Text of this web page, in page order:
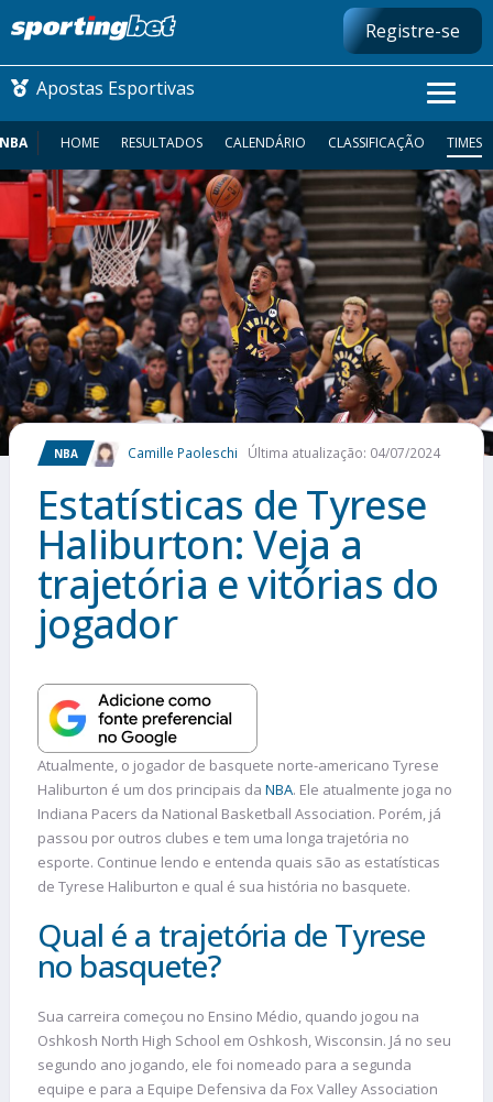
Registre-se
Apostas Esportivas
CONMEBOL LIBERTADORES
FUTEBOL NACIONAL
FUTEBOL INTERNACIONAL
COMO APOSTAR
MAIS ESPORTES
NBA HOME RESULTADOS CALENDÁRIO CLASSIFICAÇÃO TIMES
NBA Camille Paoleschi Última atualização: 04/07/2024
Estatísticas de Tyrese
Haliburton: Veja a
trajetória e vitórias do
jogador
Atualmente, o jogador de basquete norte-americano Tyrese
Haliburton é um dos principais da NBA. Ele atualmente joga no
Indiana Pacers da National Basketball Association. Porém, já
passou por outros clubes e tem uma longa trajetória no
esporte. Continue lendo e entenda quais são as estatísticas
de Tyrese Haliburton e qual é sua história no basquete.
Qual é a trajetória de Tyrese
no basquete?
Sua carreira começou no Ensino Médio, quando jogou na
Oshkosh North High School em Oshkosh, Wisconsin. Já no seu
segundo ano jogando, ele foi nomeado para a segunda
equipe e para a Equipe Defensiva da Fox Valley Association